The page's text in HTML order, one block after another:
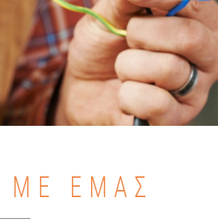
ΜΕ ΕΜΑΣ